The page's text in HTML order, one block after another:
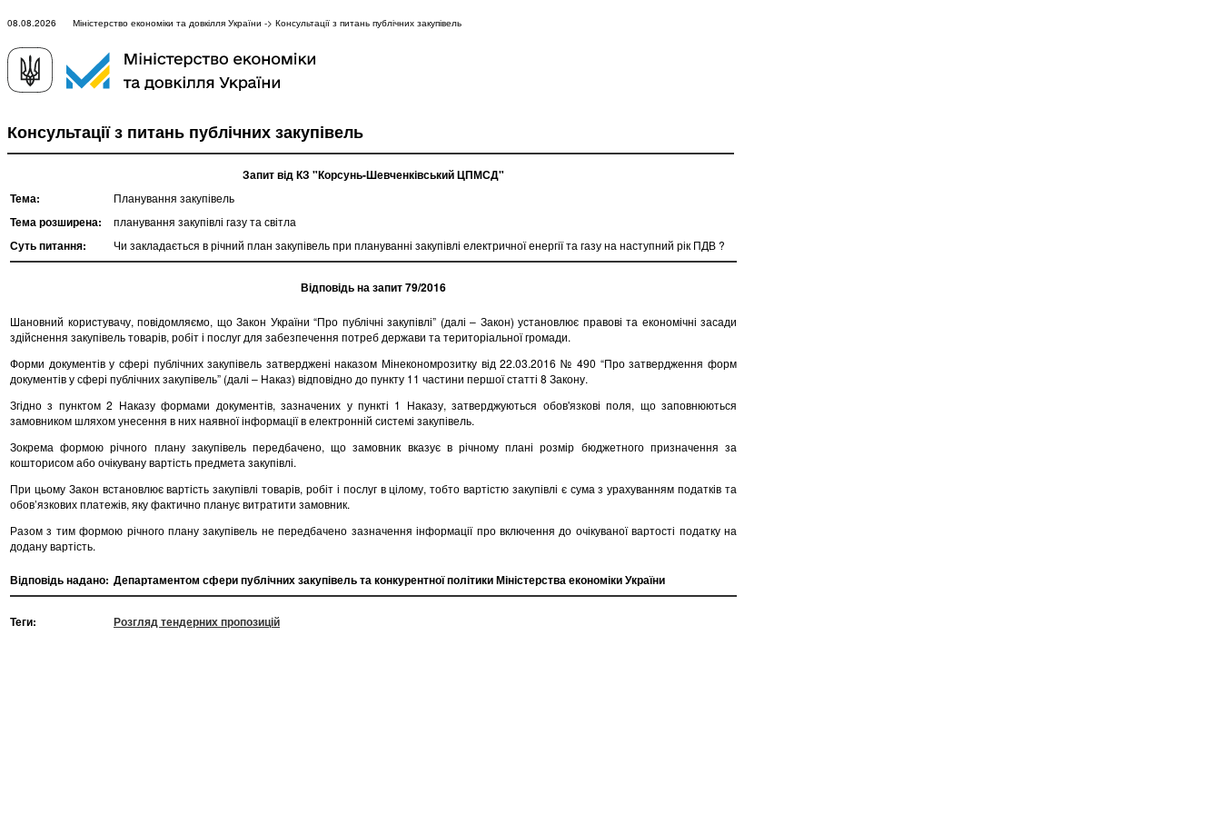
08.08.2026 Міністерство економіки та довкілля України -> Консультації з питань публічних закупівель
Консультації з питань публічних закупівель
Запит від КЗ "Корсунь-Шевченківський ЦПМСД"
Тема:
Планування закупівель
Тема розширена: планування закупівлі газу та світла
Суть питання: Чи закладається в річний план закупівель при плануванні закупівлі електричної енергії та газу на наступний рік ПДВ ?
Відповідь на запит 79/2016
Шановний користувачу, повідомляємо, що Закон України “Про публічні закупівлі” (далі – Закон) установлює правові та економічні засади
здійснення закупівель товарів, робіт і послуг для забезпечення потреб держави та територіальної громади.
Форми документів у сфері публічних закупівель затверджені наказом Мінекономрозитку від 22.03.2016 № 490 “Про затвердження форм
документів у сфері публічних закупівель” (далі – Наказ) відповідно до пункту 11 частини першої статті 8 Закону.
Згідно з пунктом 2 Наказу формами документів, зазначених у пункті 1 Наказу, затверджуються обов'язкові поля, що заповнюються
замовником шляхом унесення в них наявної інформації в електронній системі закупівель.
Зокрема формою річного плану закупівель передбачено, що замовник вказує в річному плані розмір бюджетного призначення за
кошторисом або очікувану вартість предмета закупівлі.
При цьому Закон встановлює вартість закупівлі товарів, робіт і послуг в цілому, тобто вартістю закупівлі є сума з урахуванням податків та
обов’язкових платежів, яку фактично планує витратити замовник.
Разом з тим формою річного плану закупівель не передбачено зазначення інформації про включення до очікуваної вартості податку на
додану вартість.
Відповідь надано: Департаментом сфери публічних закупівель та конкурентної політики Міністерства економіки України
Теги: Розгляд тендерних пропозицій